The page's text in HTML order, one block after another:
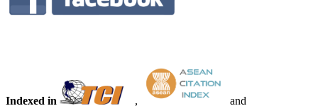
Indexed in , and